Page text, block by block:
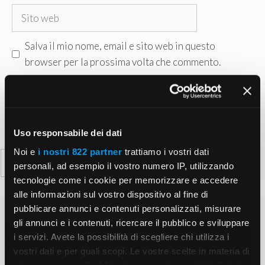
Uso responsabile dei dati
Noi e i nostri 822 partner trattiamo i vostri dati
personali, ad esempio il vostro numero IP, utilizzando
tecnologie come i cookie per memorizzare e accedere
alle informazioni sul vostro dispositivo al fine di
pubblicare annunci e contenuti personalizzati, misurare
gli annunci e i contenuti, ricercare il pubblico e sviluppare
i servizi. Avete la possibilità di scegliere chi utilizza i
vostri dati e per quali scopi. Le vostre scelte in materia di
Sito
Salva il mio nome, email e sito web in questo
browser per la prossima volta che commento.
Ricerca
per: